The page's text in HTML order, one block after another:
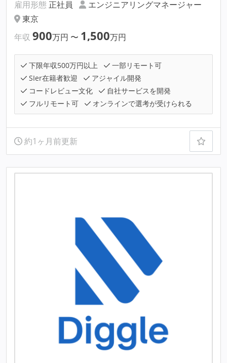
雇用形態 正社員
エンジニアリングマネージャー
東京
年収 900万円 〜 1,500万円
下限年収500万円以上
一部リモート可
SIer在籍者歓迎
アジャイル開発
コードレビュー文化
自社サービスを開発
フルリモート可
オンラインで選考が受けられる
約1ヶ月前更新